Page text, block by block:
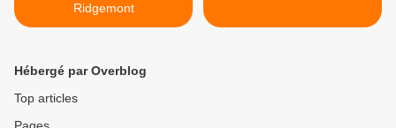
Ridgemont
Hébergé par Overblog
Top articles